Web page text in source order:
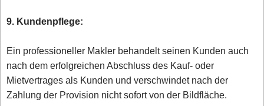
9. Kundenpflege:
Ein professioneller Makler behandelt seinen Kunden auch
nach dem erfolgreichen Abschluss des Kauf- oder
Mietvertrages als Kunden und verschwindet nach der
Zahlung der Provision nicht sofort von der Bildfläche.